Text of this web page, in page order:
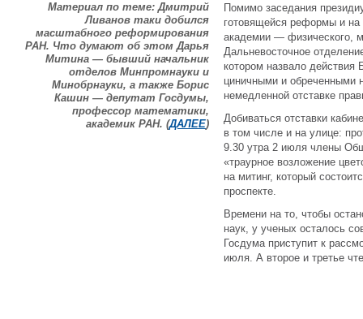
Материал по теме: Дмитрий
Ливанов таки добился
масштабного реформирования
РАН. Что думают об этом Дарья
Митина — бывший начальник
отделов Минпромнауки и
Минобрнауки, а также Борис
Кашин — депутат Госдумы,
профессор математики,
академик РАН. (ДАЛЕЕ)
Помимо заседания
готовящейся реформы и на
академии — физического,
Дальневосточное
котором назвало действия
циничными и обреченными
немедленной отставке
Добиваться отставки
в том числе и на улице:
9.30 утра 2 июля члены
«траурное возложение
на митинг, который
проспекте.
Времени на то, чтобы
наук, у ученых осталось
Госдума приступит к
июля. А второе и третье